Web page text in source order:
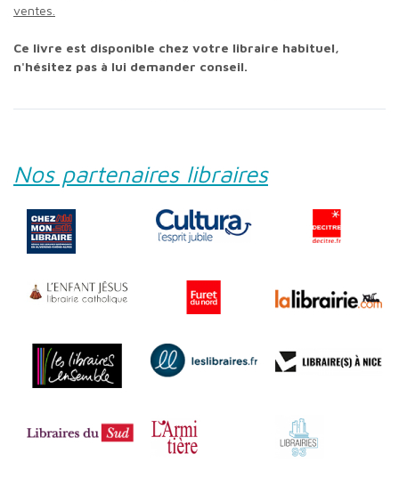
ventes.
Ce livre est disponible chez votre libraire habituel,
n'hésitez pas à lui demander conseil.
Nos partenaires libraires